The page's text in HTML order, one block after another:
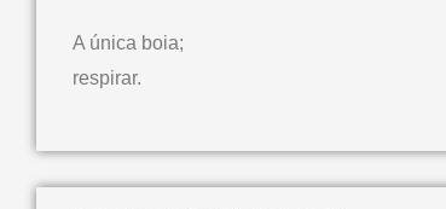
A única boia;
respirar.